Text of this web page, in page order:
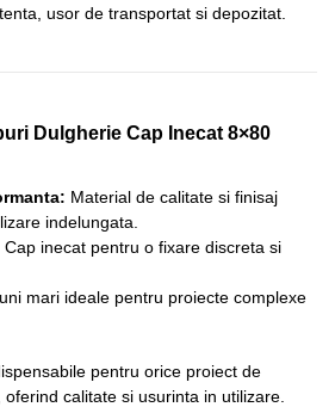
usor de transportat si depozitat.
Dulgherie Cap Inecat 8×80
Material de calitate si finisaj
indelungata.
Cap inecat pentru o fixare discreta si
mari ideale pentru proiecte complexe
pentru orice proiect de
calitate si usurinta in utilizare.